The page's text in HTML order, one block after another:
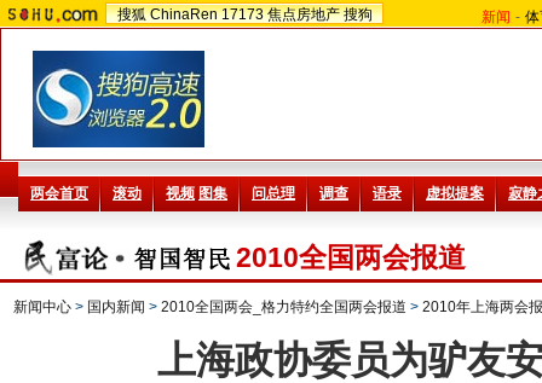
搜狐 ChinaRen 17173 焦点房地产 搜狗 新闻 -
2010全国两会报道
新闻中心 > 国内新闻 > 2010全国两会_格力特约全国两会报道 > 2010年上海两会
上海政协委员为驴友